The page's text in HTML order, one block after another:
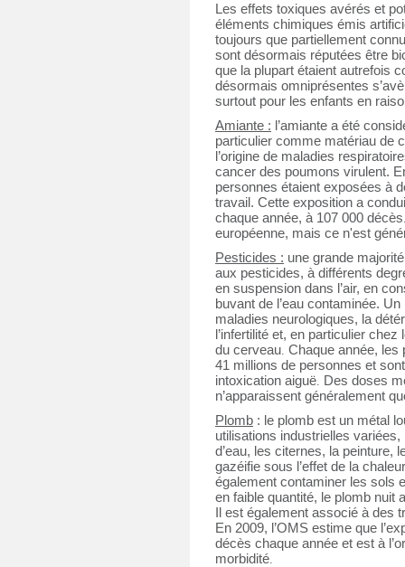
Les effets toxiques avérés et
éléments chimiques émis
toujours que partiellement
sont désormais réputées être
que la plupart étaient autrefois
désormais omniprésentes
surtout pour les enfants en
Amiante : l’amiante a été
particulier comme matériau de
l’origine de maladies
cancer des poumons virulent.
personnes étaient exposées à
travail. Cette exposition a
chaque année, à 107 000 décès
européenne, mais ce n'est
Pesticides : une grande
aux pesticides, à différents
en suspension dans l’air, en
buvant de l’eau contaminée.
maladies neurologiques, la
l’infertilité et, en particulier
du cerveau Chaque année, les
41 millions de personnes et
intoxication aiguë
Des doses
n’apparaissent généralement
Plomb : le plomb est un métal
utilisations industrielles
d’eau, les citernes, la peinture,
gazéifie sous l’effet de la
également contaminer les sols
en faible quantité, le plomb nuit
Il est également associé à des
En 2009, l’OMS estime que
décès chaque année et est à
morbidité